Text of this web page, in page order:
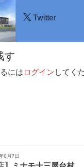
Twitter
す
には ログイン してく
8月7日